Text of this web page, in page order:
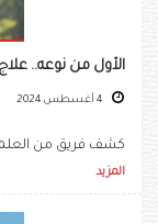
الأول من نوعه..
كشف فريق من
المزيد